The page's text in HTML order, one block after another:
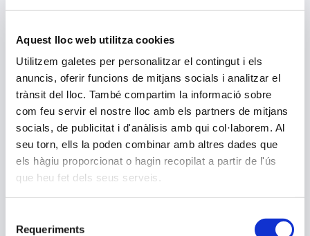
Aquest lloc web utilitza cookies
Utilitzem galetes per personalitzar el contingut i els
anuncis, oferir funcions de mitjans socials i analitzar el
trànsit del lloc. També compartim la informació sobre
com feu servir el nostre lloc amb els partners de mitjans
socials, de publicitat i d'anàlisis amb qui col·laborem. Al
seu torn, ells la poden combinar amb altres dades que
els hàgiu proporcionat o hagin recopilat a partir de l'ús
que heu fet dels seus serveis.
Requeriments
pensament crític, les actituds col·laboratives
també desenvolupen dos projectes
interdisciplinaris proposats per l’equip
docent, on totes les matèries entren en
interacció per resoldre el tema presentat.